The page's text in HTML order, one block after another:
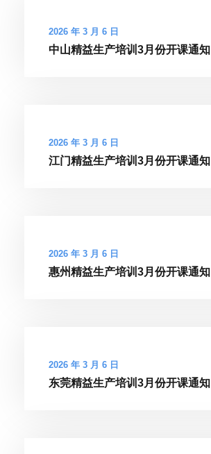
2026 年 3 月 6 日
中山精益生产培训3月份开课通知
2026 年 3 月 6 日
江门精益生产培训3月份开课通知
2026 年 3 月 6 日
惠州精益生产培训3月份开课通知
2026 年 3 月 6 日
东莞精益生产培训3月份开课通知